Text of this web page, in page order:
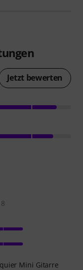
Jetzt bewerten
Mini Gitarre